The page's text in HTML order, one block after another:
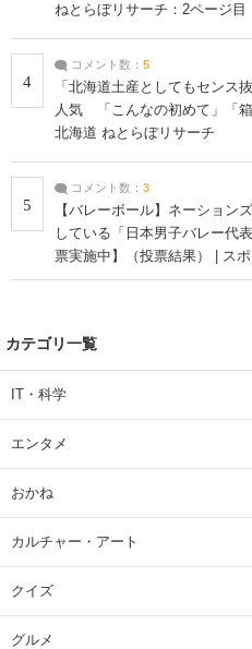
ねとらぼリサーチ：2ページ目
4
コメント数： 5
「北海道土産としてもセンス
人気 「こんなの初めて」「
北海道 ねとらぼリサーチ
5
コメント数： 3
【バレーボール】ネーション
している「日本男子バレー代
票実施中】（投票結果） | ス
カテゴリ一覧
IT・科学
エンタメ
おかね
カルチャー・アート
クイズ
グルメ